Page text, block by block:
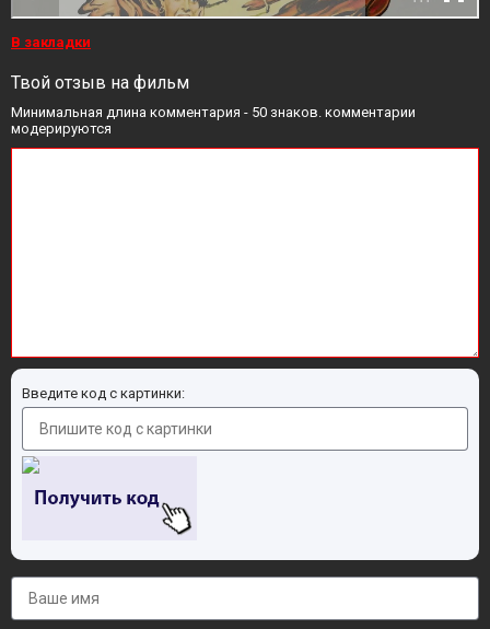
В закладки
Твой отзыв на фильм
Минимальная длина комментария - 50 знаков. комментарии
модерируются
Введите код с картинки: